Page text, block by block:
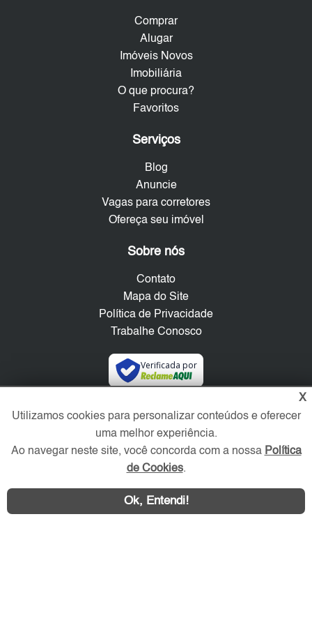
Comprar
Alugar
Imóveis Novos
Imobiliária
O que procura?
Favoritos
Serviços
Blog
Anuncie
Vagas para corretores
Ofereça seu imóvel
Sobre nós
Contato
Mapa do Site
Política de Privacidade
Trabalhe Conosco
Verificada por
Redes Sociais
X
Utilizamos cookies para personalizar conteúdos e oferecer
uma melhor experiência.
Ao navegar neste site, você concorda com a nossa Política
de Cookies.
Ok, Entendi!